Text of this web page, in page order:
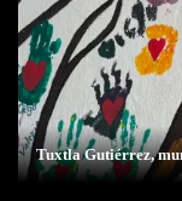
Tuxtla Gutiérrez,